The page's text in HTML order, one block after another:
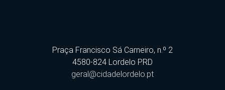
Praça Francisco Sá Carneiro, n.º 2
4580-824 Lordelo PRD
geral@cidadelordelo.pt